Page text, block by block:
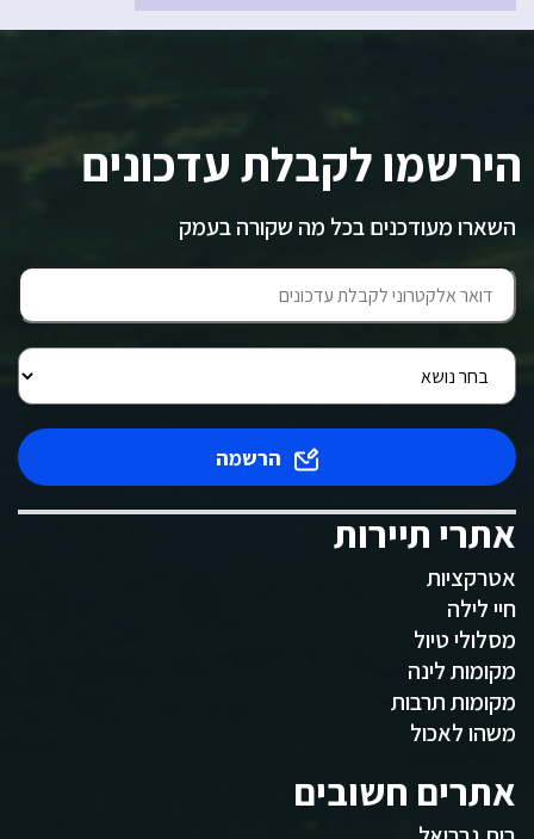
הירשמו לקבלת עדכונים
השארו מעודכנים בכל מה שקורה בעמק
הרשמה
אתרי תיירות
אטרקציות
חיי לילה
מסלולי טיול
מקומות לינה
מקומות תרבות
משהו לאכול
אתרים חשובים